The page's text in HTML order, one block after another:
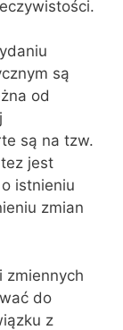
są
od
są na tzw.
jest
istnieniu
zmian
zmiennych
do
z